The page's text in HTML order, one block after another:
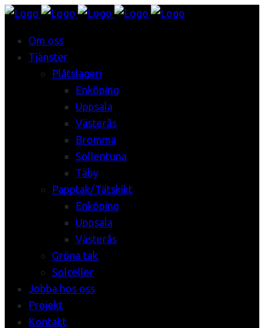
Om oss
Tjänster
Plåtslageri
Enköping
Uppsala
Västerås
Bromma
Sollentuna
Täby
Papptak/Tätskikt
Enköping
Uppsala
Västerås
Gröna tak
Solceller
Jobba hos oss
Projekt
Kontakt